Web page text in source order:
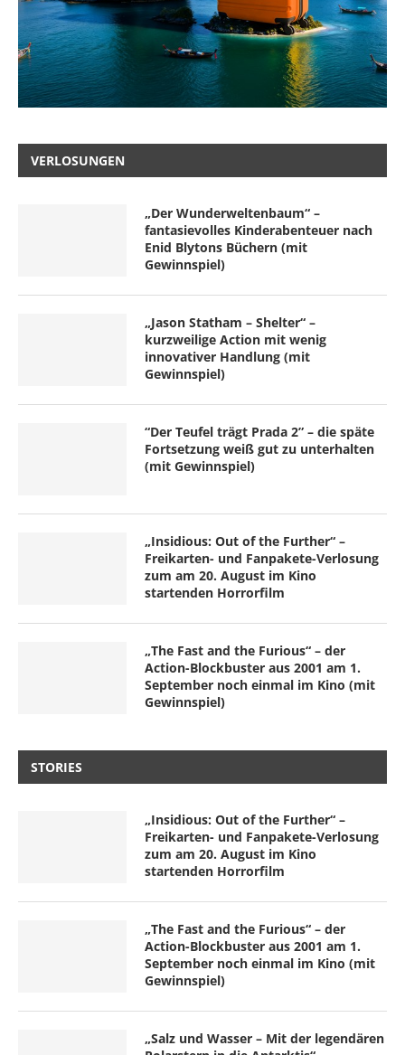
VERLOSUNGEN
„Der Wunderweltenbaum“ –
fantasievolles Kinderabenteuer nach
Enid Blytons Büchern (mit
Gewinnspiel)
„Jason Statham – Shelter“ –
kurzweilige Action mit wenig
innovativer Handlung (mit
Gewinnspiel)
“Der Teufel trägt Prada 2” – die späte
Fortsetzung weiß gut zu unterhalten
(mit Gewinnspiel)
„Insidious: Out of the Further“ –
Freikarten- und Fanpakete-Verlosung
zum am 20. August im Kino
startenden Horrorfilm
„The Fast and the Furious“ – der
Action-Blockbuster aus 2001 am 1.
September noch einmal im Kino (mit
Gewinnspiel)
STORIES
„Insidious: Out of the Further“ –
Freikarten- und Fanpakete-Verlosung
zum am 20. August im Kino
startenden Horrorfilm
„The Fast and the Furious“ – der
Action-Blockbuster aus 2001 am 1.
September noch einmal im Kino (mit
Gewinnspiel)
„Salz und Wasser – Mit der legendären